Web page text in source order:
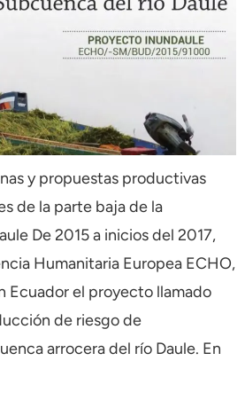
y propuestas productivas
de la parte baja de la
De 2015 a inicios del 2017,
Humanitaria Europea ECHO,
Ecuador el proyecto llamado
de riesgo de
arrocera del río Daule. En